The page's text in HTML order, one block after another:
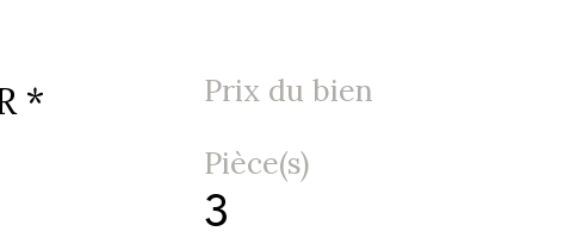
*
Prix du bien
Pièce(s)
3